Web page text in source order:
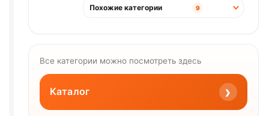
Похожие категории 9
Все категории можно посмотреть здесь
Каталог ›